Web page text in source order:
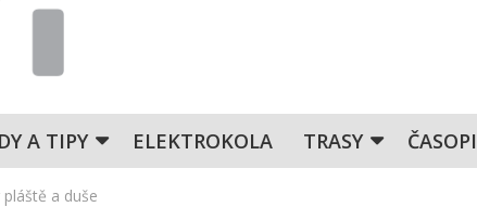
A TIPY ELEKTROKOLA TRASY
pláště a duše